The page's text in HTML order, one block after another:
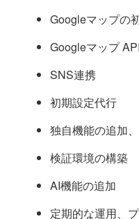
Googleマップの
Googleマップ
SNS連携
初期設定代行
独自機能の追加
検証環境の構築
AI機能の追加
定期的な運用、